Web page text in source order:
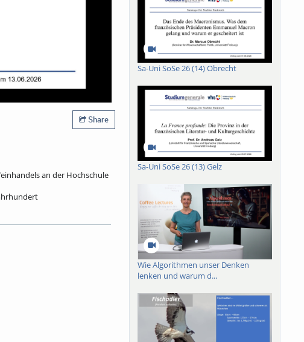
Share
an der Hochschule
ein Lazarett, ein jüdischer
nicht lassen, und ein
Sa-Uni SoSe 26 (14) Obrecht
Sa-Uni SoSe 26 (13) Gelz
Wie Algorithmen unser Denken
lenken und warum d...